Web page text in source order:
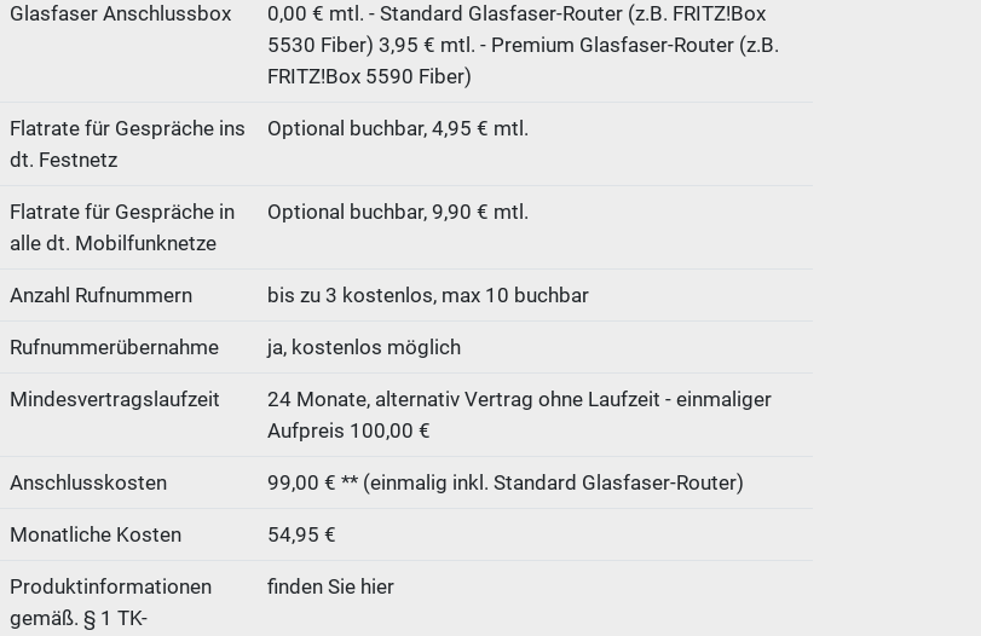
Glasfaser Anschlussbox
0,00 € mtl. - Standard Glasfaser-Router (z.B. FRITZ!Box
5530 Fiber) 3,95 € mtl. - Premium Glasfaser-Router (z.B.
FRITZ!Box 5590 Fiber)
Flatrate für Gespräche ins
dt. Festnetz
Optional buchbar, 4,95 € mtl.
Flatrate für Gespräche in
alle dt. Mobilfunknetze
Optional buchbar, 9,90 € mtl.
Anzahl Rufnummern bis zu 3 kostenlos, max 10 buchbar
Rufnummerübernahme ja, kostenlos möglich
Mindesvertragslaufzeit
24 Monate, alternativ Vertrag ohne Laufzeit - einmaliger
Aufpreis 100,00 €
Anschlusskosten 99,00 € ** (einmalig inkl. Standard Glasfaser-Router)
Monatliche Kosten 54,95 €
Produktinformationen
gemäß. § 1 TK-
finden Sie hier